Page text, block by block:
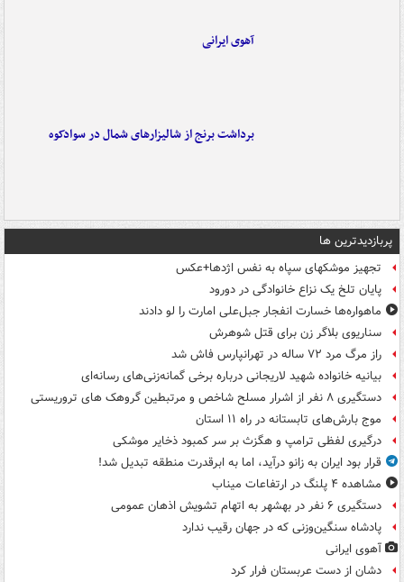
آهوی ایرانی
برداشت برنج از شالیزارهای شمال در سوادکوه
پربازدیدترین ها
تجهیز موشکهای سپاه به نفس اژدها+عکس
پایان تلخ یک نزاع خانوادگی در دورود
ماهواره‌ها خسارت انفجار جبل‌علی امارت را لو دادند
سناریوی بلاگر زن برای قتل شوهرش
راز مرگ مرد ۷۲ ساله در تهرانپارس فاش شد
بیانیه خانواده شهید لاریجانی درباره برخی گمانه‌زنی‌های رسانه‌ای
دستگیری ۸ نفر از اشرار مسلح شاخص و مرتبطین گروهک های تروریستی
موج بارش‌های تابستانه در راه ۱۱ استان
درگیری لفظی ترامپ و هگزث بر سر کمبود ذخایر موشکی
قرار بود ایران به زانو درآید، اما به ابرقدرت منطقه تبدیل شد!
مشاهده ۴ پلنگ در ارتفاعات میناب
دستگیری ۶ نفر در بهشهر به اتهام تشویش اذهان عمومی
پادشاه سنگین‌وزنی که در جهان رقیب ندارد
آهوی ایرانی
دشان از دست عربستان فرار کرد